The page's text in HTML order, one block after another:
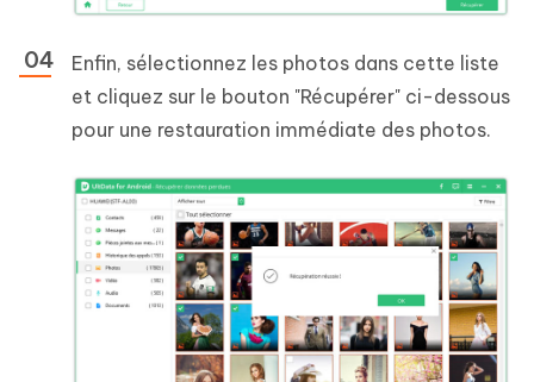
Enfin, sélectionnez les photos dans cette liste
et cliquez sur le bouton "Récupérer" ci-dessous
pour une restauration immédiate des photos.